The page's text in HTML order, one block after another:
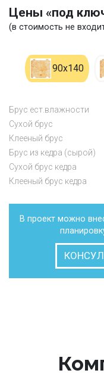
Цены «под
(в стоимость не
90х140
Брус ест.влажности
Сухой брус
Клееный брус
Брус из кедра (сырой)
Сухой брус кедра
Клееный брус кедра
В проект можно